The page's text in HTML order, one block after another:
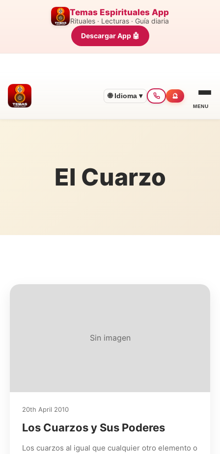
Temas Espirituales App
Rituales · Lecturas · Guía diaria
Descargar App 🤖
🌐 Idioma ▾ 🔮
MENU
El Cuarzo
Sin imagen
20th April 2010
Los Cuarzos y Sus Poderes
Los cuarzos al igual que cualquier otro elemento o